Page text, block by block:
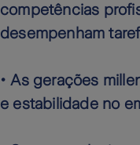
competências
desempenham
• As gerações
e estabilidade no